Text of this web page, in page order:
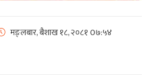
मङ्लबार, बैशाख १८, २०८१0७:५४